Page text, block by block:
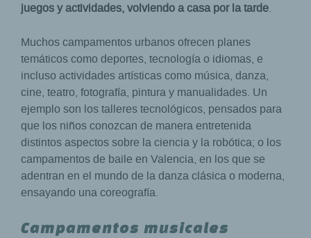
juegos y actividades, volviendo a casa por la tarde.
Muchos campamentos urbanos ofrecen planes
temáticos como deportes, tecnología o idiomas, e
incluso actividades artísticas como música, danza,
cine, teatro, fotografía, pintura y manualidades. Un
ejemplo son los talleres tecnológicos, pensados para
que los niños conozcan de manera entretenida
distintos aspectos sobre la ciencia y la robótica; o los
campamentos de baile en Valencia, en los que se
adentran en el mundo de la danza clásica o moderna,
ensayando una coreografía.
Campamentos musicales